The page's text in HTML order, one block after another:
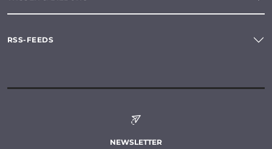
RSS-FEEDS
NEWSLETTER